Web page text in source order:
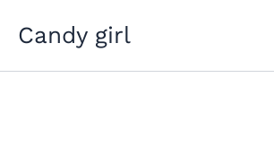
Candy girl